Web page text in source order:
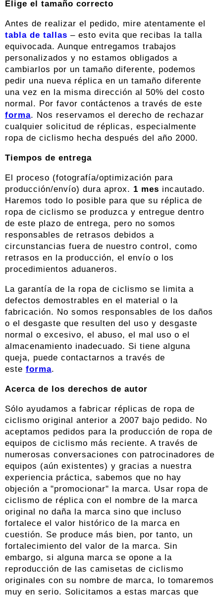
Elige el tamaño correcto
Antes de realizar el pedido, mire atentamente el
tabla de tallas – esto evita que recibas la talla
equivocada. Aunque entregamos trabajos
personalizados y no estamos obligados a
cambiarlos por un tamaño diferente, podemos
pedir una nueva réplica en un tamaño diferente
una vez en la misma dirección al 50% del costo
normal. Por favor contáctenos a través de este
forma. Nos reservamos el derecho de rechazar
cualquier solicitud de réplicas, especialmente
ropa de ciclismo hecha después del año 2000.
Tiempos de entrega
El proceso (fotografía/optimización para
producción/envío) dura aprox. 1 mes incautado.
Haremos todo lo posible para que su réplica de
ropa de ciclismo se produzca y entregue dentro
de este plazo de entrega, pero no somos
responsables de retrasos debidos a
circunstancias fuera de nuestro control, como
retrasos en la producción, el envío o los
procedimientos aduaneros.
La garantía de la ropa de ciclismo se limita a
defectos demostrables en el material o la
fabricación. No somos responsables de los daños
o el desgaste que resulten del uso y desgaste
normal o excesivo, el abuso, el mal uso o el
almacenamiento inadecuado. Si tiene alguna
queja, puede contactarnos a través de
este forma.
Acerca de los derechos de autor
Sólo ayudamos a fabricar réplicas de ropa de
ciclismo original anterior a 2007 bajo pedido. No
aceptamos pedidos para la producción de ropa de
equipos de ciclismo más reciente. A través de
numerosas conversaciones con patrocinadores de
equipos (aún existentes) y gracias a nuestra
experiencia práctica, sabemos que no hay
objeción a "promocionar" la marca. Usar ropa de
ciclismo de réplica con el nombre de la marca
original no daña la marca sino que incluso
fortalece el valor histórico de la marca en
cuestión. Se produce más bien, por tanto, un
fortalecimiento del valor de la marca. Sin
embargo, si alguna marca se opone a la
reproducción de las camisetas de ciclismo
originales con su nombre de marca, lo tomaremos
muy en serio. Solicitamos a estas marcas que